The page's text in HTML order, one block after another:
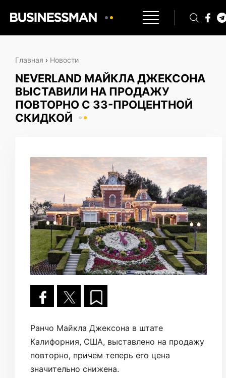
Главная › Новости
NEVERLAND МАЙКЛА ДЖЕКСОНА
ВЫСТАВИЛИ НА ПРОДАЖУ
ПОВТОРНО С 33-ПРОЦЕНТНОЙ
СКИДКОЙ
Ранчо Майкла Джексона в штате
Калифорния, США, выставлено на продажу
повторно, причем теперь его цена
значительно снижена.